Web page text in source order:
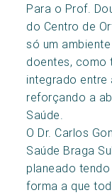
Para o Prof.
do Centro de
só um
doentes, como
integrado entre
reforçando a
Saúde.
O Dr. Carlos
Saúde Braga
planeado
forma a que